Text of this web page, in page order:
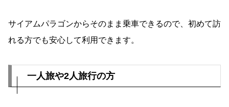
サイアムパラゴンからそのまま乗車できるので、初めて訪
れる方でも安心して利用できます。
一人旅や2人旅行の方